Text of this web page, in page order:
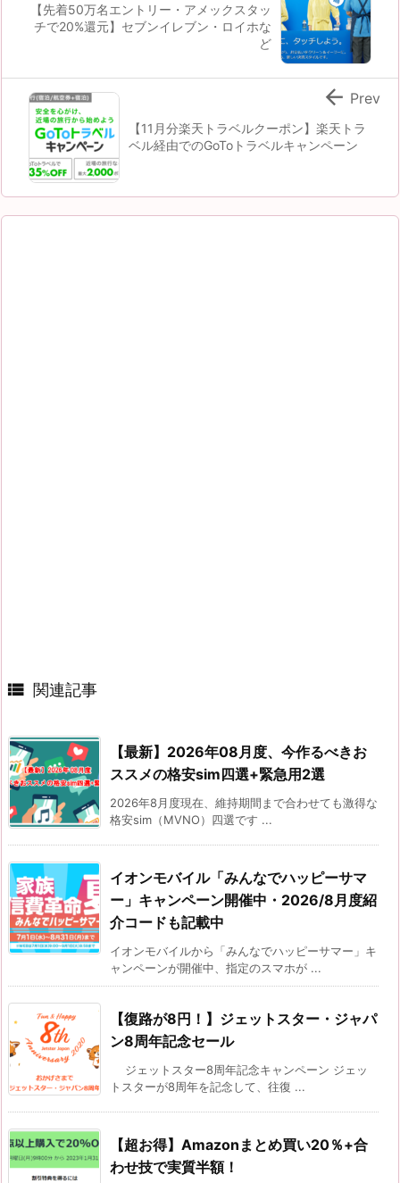
【先着50万名エントリー・アメックスタッ
チで20%還元】セブンイレブン・ロイホな
ど
【11月分楽天トラベルクーポン】楽天トラ
ベル経由でのGoToトラベルキャンペーン
 Prev
 関連記事
【最新】2026年08月度、今作るべきお
ススメの格安sim四選+緊急用2選
2026年8月度現在、維持期間まで合わせても激得な
格安sim（MVNO）四選です ...
イオンモバイル「みんなでハッピーサマ
ー」キャンペーン開催中・2026/8月度紹
介コードも記載中
イオンモバイルから「みんなでハッピーサマー」キ
ャンペーンが開催中、指定のスマホが ...
【復路が8円！】ジェットスター・ジャパ
ン8周年記念セール
ジェットスター8周年記念キャンペーン ジェッ
トスターが8周年を記念して、往復 ...
【超お得】Amazonまとめ買い20％+合
わせ技で実質半額！